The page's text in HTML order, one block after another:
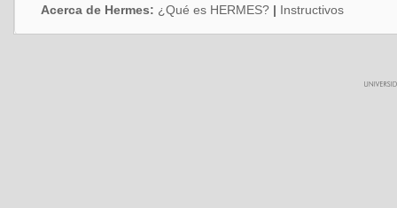
Acerca de Hermes: ¿Qué es HERMES? | Instructivos